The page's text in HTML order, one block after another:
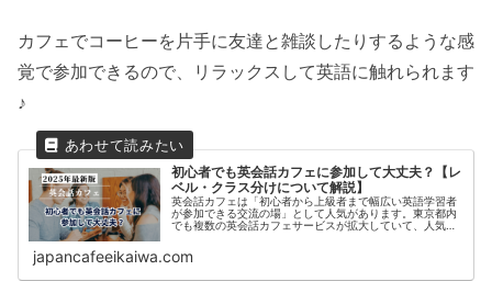
カフェでコーヒーを片手に友達と雑談したりするような感
覚で参加できるので、リラックスして英語に触れられます
♪
初心者でも英会話カフェに参加して大丈夫？【レ
ベル・クラス分けについて解説】
英会話カフェは「初心者から上級者まで幅広い英語学習者
が参加できる交流の場」として人気があります。東京都内
でも複数の英会話カフェサービスが拡大していて、人気は
japancafeeikaiwa.com